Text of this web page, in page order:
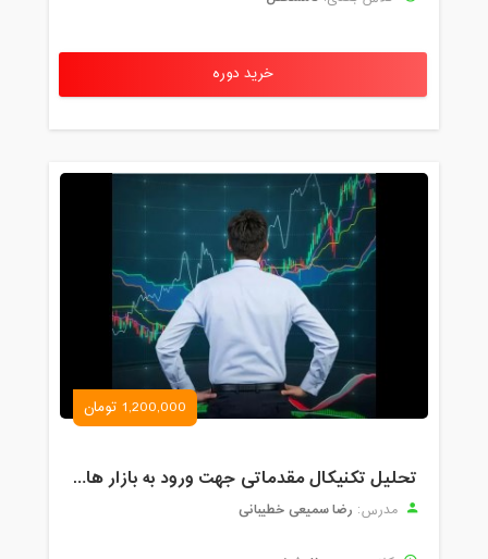
خرید دوره
1,200,000 تومان
تحلیل تکنیکال مقدماتی جهت ورود به بازار های مالی (رمز ارز و فارکس )
مدرس: رضا سمیعی خطیبانی